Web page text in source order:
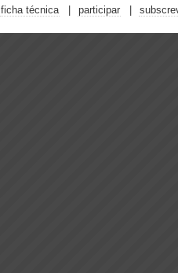
ficha técnica participar